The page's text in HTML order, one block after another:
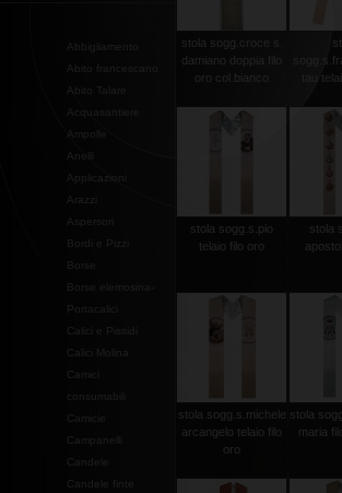
Abbigliamento
Abito francescano
Abito Talare
Acquasantiere
Ampolle
Anelli
Applicazioni
Arazzi
Aspersori
Bordi e Pizzi
Borse
Borse elemosina-
Portacalici
Calici e Pissidi
Calici Molina
Campanelli
Candele
Candele finte
stola sogg.croce s.
damiano doppia filo
oro col.bianco
tau
stola sogg.s.pio
telaio filo oro
stola
stola sogg.s.michele
arcangelo telaio filo
oro
stola
maria